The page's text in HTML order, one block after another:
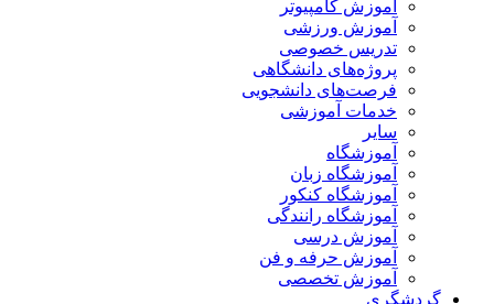
آموزش کامپیوتر
آموزش ورزشی
تدریس خصوصی
پروژه‌های دانشگاهی
فرصت‌های دانشجویی
خدمات آموزشی
سایر
آموزشگاه
آموزشگاه زبان
آموزشگاه کنکور
آموزشگاه رانندگی
آموزش درسی
آموزش حرفه و فن
آموزش تخصصی
گردشگری